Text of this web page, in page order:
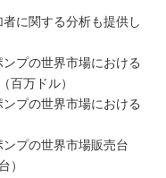
に関する分析も提供し
プの世界市場における
百万ドル）
プの世界市場における
プの世界市場販売台
）